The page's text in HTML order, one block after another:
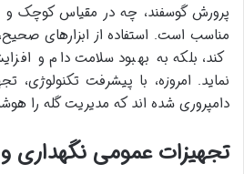
پرورش گوسفند، چه در مقیاس کوچک و
مناسب است. استفاده از ابزارهای
کند، بلکه به بهبود سلامت دام و
نماید. امروزه، با پیشرفت تکنولوژی،
دامپروری شده اند که مدیریت گله را
تجهیزات عمومی نگهداری